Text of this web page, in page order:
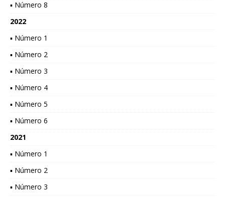
▪ Número 8
2022
▪ Número 1
▪ Número 2
▪ Número 3
▪ Número 4
▪ Número 5
▪ Número 6
2021
▪ Número 1
▪ Número 2
▪ Número 3